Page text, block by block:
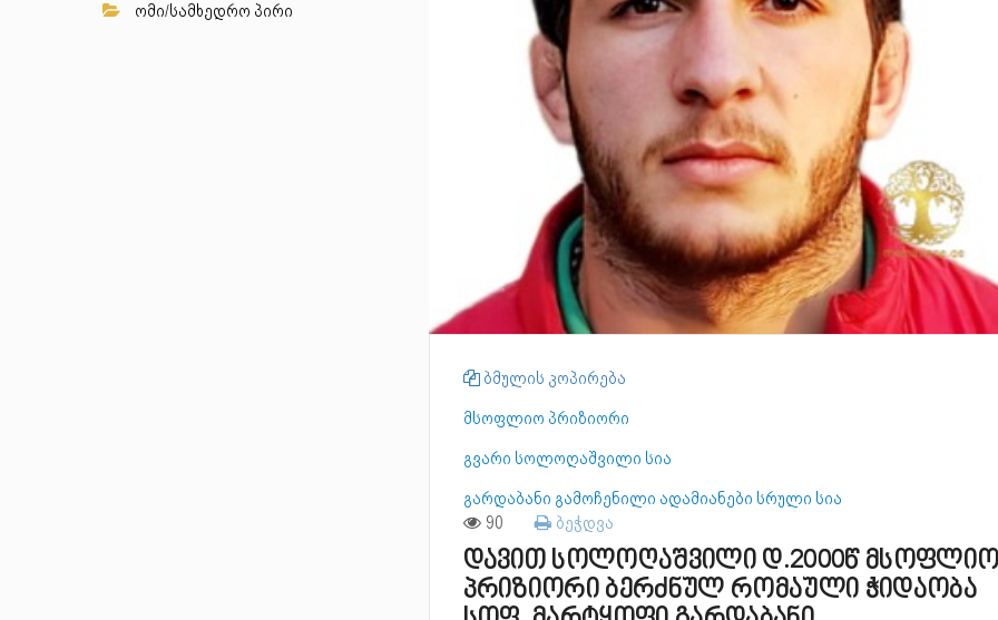
ომი/სამხედრო პირი
ბმულის კოპირება
მსოფლიო პრიზიორი
გვარი სოლოღაშვილი სია
გარდაბანი გამოჩენილი ადამიანები სრული სია
90 ბეჭდვა
დავით სოლოღაშვილი დ.2000წ
პრიზიორი ბერძნულ რომაული ჭიდაობა